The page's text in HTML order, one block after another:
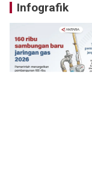
Infografik